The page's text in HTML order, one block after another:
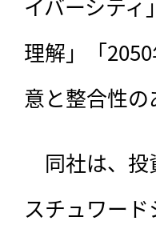
イバーシテ
理解」「
意と整合性の
同社は、投
スチュワー